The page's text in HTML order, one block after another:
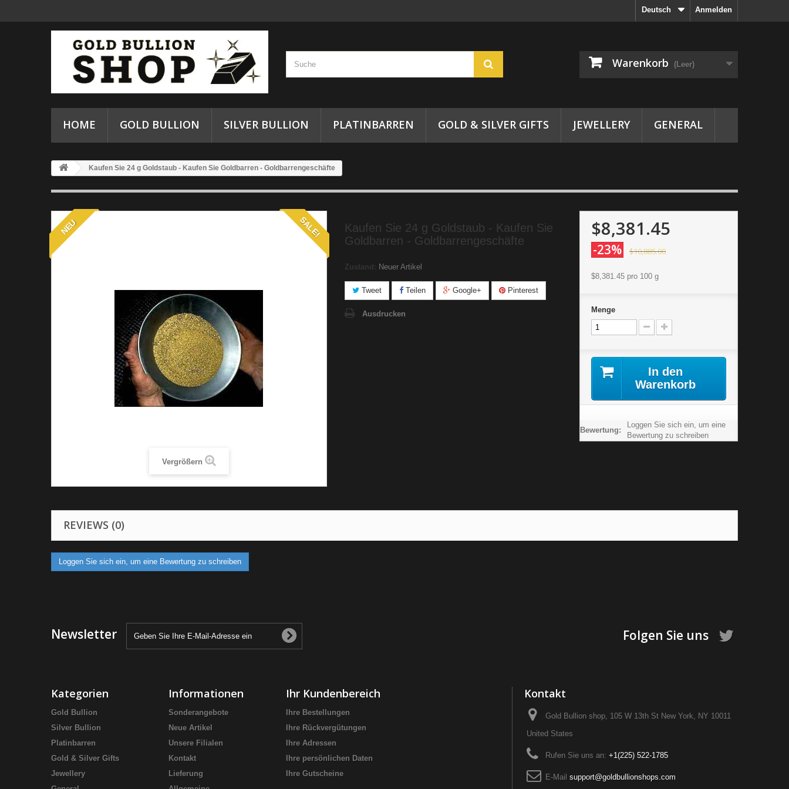
Anmelden
Deutsch
Warenkorb (Leer)
HOME GOLD BULLION SILVER BULLION PLATINBARREN GOLD & SILVER GIFTS JEWELLERY GENERAL
Kaufen Sie 24 g Goldstaub - Kaufen Sie Goldbarren - Goldbarrengeschäfte
NEU SALE!
Vergrößern
Kaufen Sie 24 g Goldstaub - Kaufen Sie
Goldbarren - Goldbarrengeschäfte
Zustand: Neuer Artikel
Tweet Teilen Google+ Pinterest
Ausdrucken
$8,381.45
-23% $10,885.00
$8,381.45pro 100 g
Menge
In den
Warenkorb
Bewertung:
Loggen Sie sich ein, um eine
Bewertung zu schreiben
REVIEWS (0)
Loggen Sie sich ein, um eine Bewertung zu schreiben
Newsletter Folgen Sie uns
Kategorien
Gold Bullion
Silver Bullion
Platinbarren
Gold & Silver Gifts
Jewellery
Informationen
Sonderangebote
Neue Artikel
Unsere Filialen
Kontakt
Lieferung
Ihr Kundenbereich
Ihre Bestellungen
Ihre Rückvergütungen
Ihre Adressen
Ihre persönlichen Daten
Ihre Gutscheine
Kontakt
Gold Bullion shop, 105 W 13th St New York, NY 10011
United States
Rufen Sie uns an: +1‪(225) 522-1785‬
E-Mail support@goldbullionshops.com